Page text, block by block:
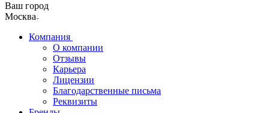
Ваш город
Москва
Компания
О компании
Отзывы
Карьера
Лицензии
Благодарственные письма
Реквизиты